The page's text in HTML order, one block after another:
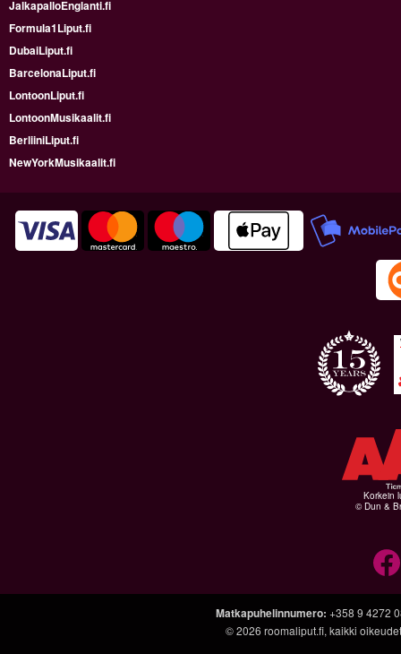
JalkapalloEnglanti.fi
Formula1Liput.fi
DubaiLiput.fi
BarcelonaLiput.fi
LontoonLiput.fi
LontoonMusikaalit.fi
BerliiniLiput.fi
NewYorkMusikaalit.fi
Korkein
© Dun &
Matkapuhelinnumero: +358 9 4272
© 2026 roomaliput.fi, kaikki